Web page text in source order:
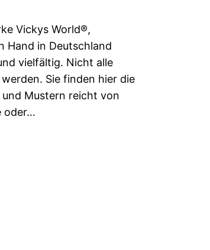
Vickys World®,
Hand in Deutschland
vielfältig. Nicht alle
Sie finden hier die
Mustern reicht von
oder…